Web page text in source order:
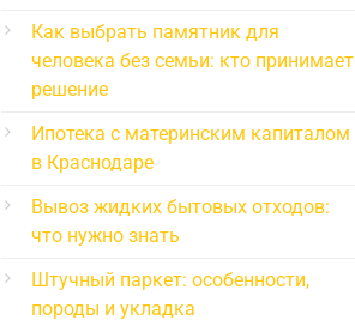
Как выбрать памятник для
человека без семьи: кто принимает
решение
Ипотека с материнским капиталом
в Краснодаре
Вывоз жидких бытовых отходов:
что нужно знать
Штучный паркет: особенности,
породы и укладка